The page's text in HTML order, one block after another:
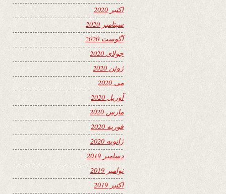
اکتبر 2020
سپتامبر 2020
آگوست 2020
جولای 2020
ژوئن 2020
می 2020
آوریل 2020
مارس 2020
فوریه 2020
ژانویه 2020
دسامبر 2019
نوامبر 2019
اکتبر 2019